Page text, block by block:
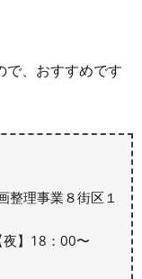
で、おすすめです
整理事業８街区１
】18：00〜